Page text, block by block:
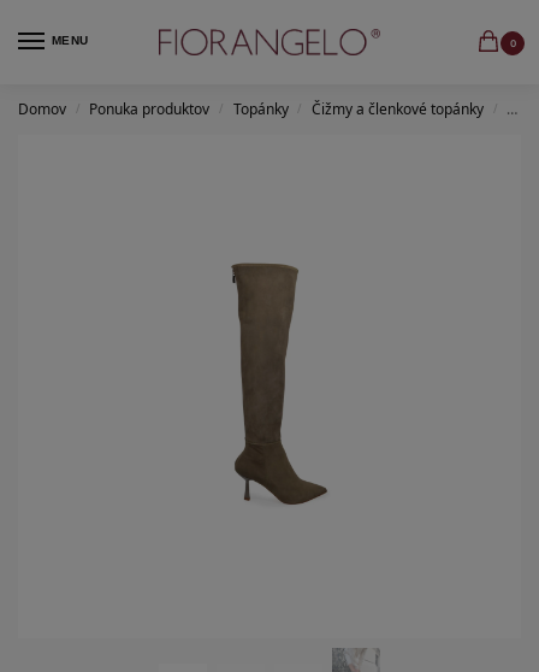
MENU 0
Domov Ponuka produktov Topánky Čižmy a členkové topánky